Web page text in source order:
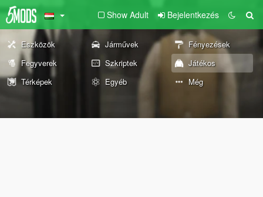
Show Adult Bejelentkezés
Eszközök Járművek
Fényezések
Fegyverek
Szkriptek
Játékos
Térképek
Egyéb Még